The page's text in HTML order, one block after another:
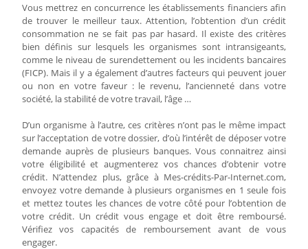
Vous mettrez en concurrence les établissements financiers afin
de trouver le meilleur taux. Attention, l’obtention d’un crédit
consommation ne se fait pas par hasard. Il existe des critères
bien définis sur lesquels les organismes sont intransigeants,
comme le niveau de surendettement ou les incidents bancaires
(FICP). Mais il y a également d’autres facteurs qui peuvent jouer
ou non en votre faveur : le revenu, l’ancienneté dans votre
société, la stabilité de votre travail, l’âge …
D’un organisme à l’autre, ces critères n’ont pas le même impact
sur l’acceptation de votre dossier, d’où l’intérêt de déposer votre
demande auprès de plusieurs banques. Vous connaitrez ainsi
votre éligibilité et augmenterez vos chances d’obtenir votre
crédit. N’attendez plus, grâce à Mes-crédits-Par-Internet.com,
envoyez votre demande à plusieurs organismes en 1 seule fois
et mettez toutes les chances de votre côté pour l’obtention de
votre crédit. Un crédit vous engage et doit être remboursé.
Vérifiez vos capacités de remboursement avant de vous
engager.